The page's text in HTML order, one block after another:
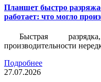
Планшет быстро
работает: что могло
Быстрая
производительности
Подробнее
27.07.2026